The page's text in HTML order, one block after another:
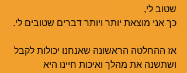
שטוב לי,
כך אני מוצאת יותר ויותר דברים שטובים לי.
אז ההחלטה הראשונה שאנחנו יכולות לקבל
ושתשנה את מהלך ואיכות חיינו היא